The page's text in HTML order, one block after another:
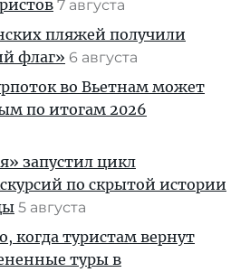
7 августа
пляжей получили
флаг» 6 августа
во Вьетнам может
по итогам 2026
запустил цикл
по скрытой истории
5 августа
когда туристам вернут
туры в